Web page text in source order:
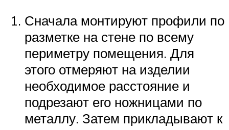
Сначала монтируют профили по
разметке на стене по всему
периметру помещения. Для
этого отмеряют на изделии
необходимое расстояние и
подрезают его ножницами по
металлу. Затем прикладывают к